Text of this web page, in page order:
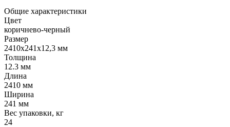
Общие характеристики
Цвет
коричнево-черный
Размер
2410x241x12,3 мм
Толщина
12.3 мм
Длина
2410 мм
Ширина
241 мм
Вес упаковки, кг
24